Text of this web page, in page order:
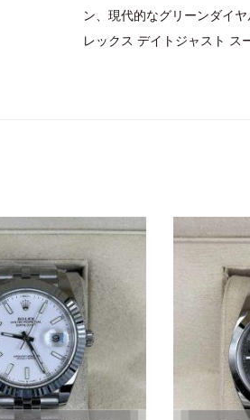
ン、現代的なグリーンダイ
レックス デイトジャスト ス